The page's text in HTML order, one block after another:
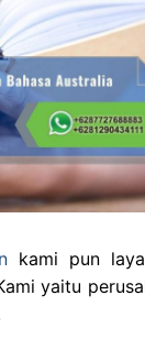
kami pun
yaitu